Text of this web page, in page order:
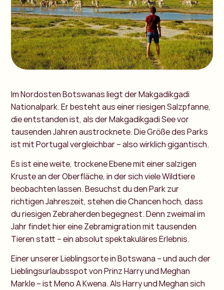
Im Nordosten Botswanas liegt der Makgadikgadi
Nationalpark. Er besteht aus einer riesigen Salzpfanne,
die entstanden ist, als der Makgadikgadi See vor
tausenden Jahren austrocknete. Die Größe des Parks
ist mit Portugal vergleichbar – also wirklich gigantisch.
Es ist eine weite, trockene Ebene mit einer salzigen
Kruste an der Oberfläche, in der sich viele Wildtiere
beobachten lassen. Besuchst du den Park zur
richtigen Jahreszeit, stehen die Chancen hoch, dass
du riesigen Zebraherden begegnest. Denn zweimal im
Jahr findet hier eine Zebramigration mit tausenden
Tieren statt – ein absolut spektakuläres Erlebnis.
Einer unserer Lieblingsorte in Botswana – und auch der
Lieblingsurlaubsspot von Prinz Harry und Meghan
Markle – ist Meno A Kwena. Als Harry und Meghan sich